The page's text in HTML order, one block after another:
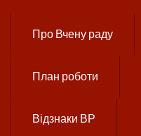
Про Вчену раду
План роботи
Відзнаки ВР